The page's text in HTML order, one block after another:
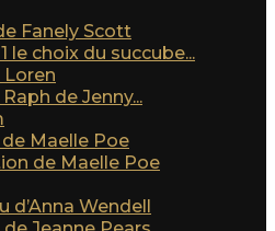
Fanely Scott
le choix du succube...
Loren
de Jenny...
Maelle Poe
de Maelle Poe
d’Anna Wendell